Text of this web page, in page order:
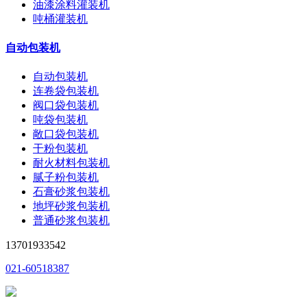
油漆涂料灌装机
吨桶灌装机
自动包装机
自动包装机
连卷袋包装机
阀口袋包装机
吨袋包装机
敞口袋包装机
干粉包装机
耐火材料包装机
腻子粉包装机
石膏砂浆包装机
地坪砂浆包装机
普通砂浆包装机
13701933542
021-60518387